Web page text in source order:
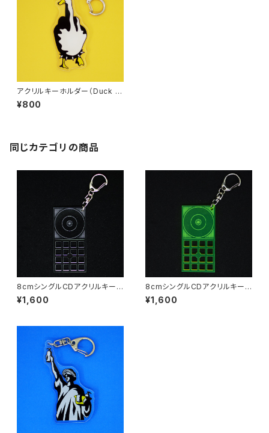
アクリルキーホルダー（Duck Y
ou）
¥800
同じカテゴリの商品
8cmシングルCDアクリルキー
ホルダー（クリア）
¥1,600
8cmシングルCDアクリルキー
ホルダー（蛍光グリーン）
¥1,600